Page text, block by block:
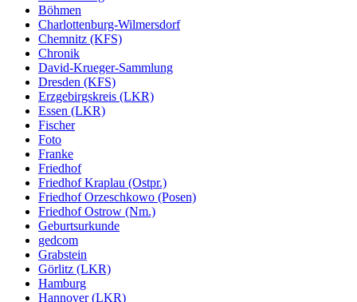
Böhmen
Charlottenburg-Wilmersdorf
Chemnitz (KFS)
Chronik
David-Krueger-Sammlung
Dresden (KFS)
Erzgebirgskreis (LKR)
Essen (LKR)
Fischer
Foto
Franke
Friedhof
Friedhof Kraplau (Ostpr.)
Friedhof Orzeschkowo (Posen)
Friedhof Ostrow (Nm.)
Geburtsurkunde
gedcom
Grabstein
Görlitz (LKR)
Hamburg
Hannover (LKR)